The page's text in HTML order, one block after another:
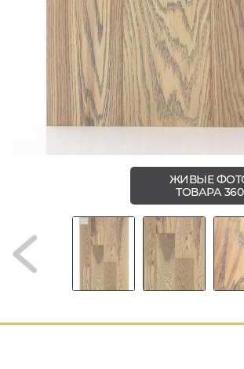
ЖИВЫЕ
ТОВАРА 360